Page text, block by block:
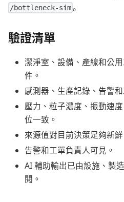
/bottleneck-sim 。
驗證清單
潔淨室、設備、產線和公
件。
感測器、生產記錄、告警
壓力、粒子濃度、振動速
位一致。
來源值對目前決策足夠新鮮
告警和工單負責人可見。
AI 輔助輸出已由設施、製
閱。